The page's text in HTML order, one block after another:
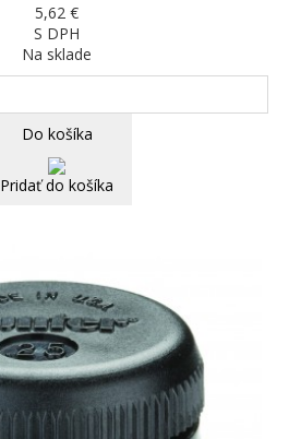
5,62 €
S DPH
Na sklade
Do košíka
Pridať do košíka